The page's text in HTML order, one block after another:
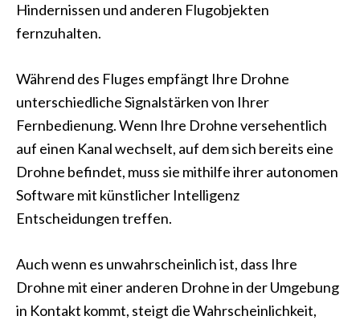
Hindernissen und anderen Flugobjekten
fernzuhalten.
Während des Fluges empfängt Ihre Drohne
unterschiedliche Signalstärken von Ihrer
Fernbedienung. Wenn Ihre Drohne versehentlich
auf einen Kanal wechselt, auf dem sich bereits eine
Drohne befindet, muss sie mithilfe ihrer autonomen
Software mit künstlicher Intelligenz
Entscheidungen treffen.
Auch wenn es unwahrscheinlich ist, dass Ihre
Drohne mit einer anderen Drohne in der Umgebung
in Kontakt kommt, steigt die Wahrscheinlichkeit,